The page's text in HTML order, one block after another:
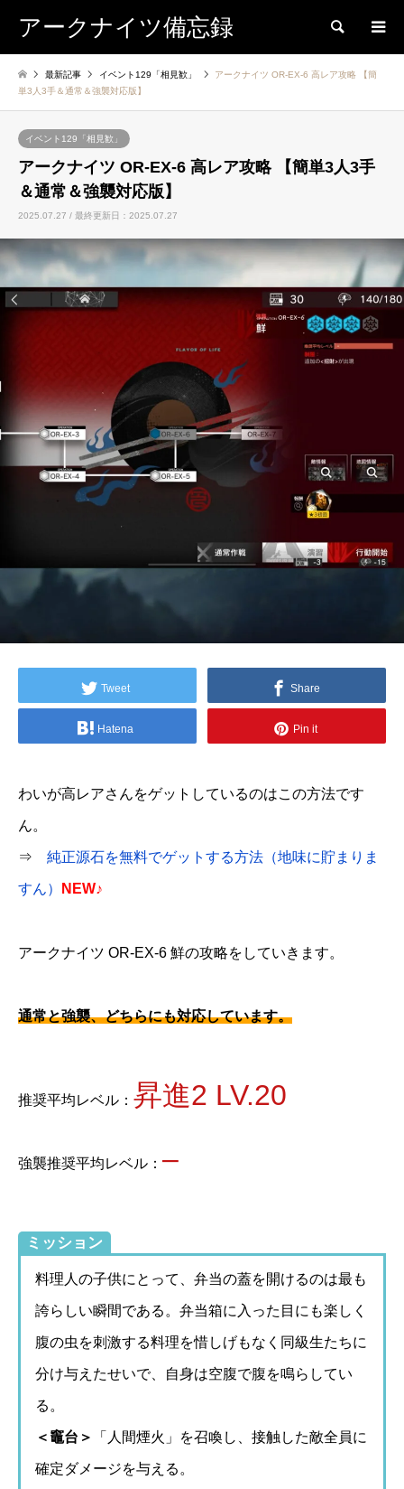
アークナイツ備忘録 検索
最新記事 イベント129「相見歓」
アークナイツ OR-EX-6 高レア攻略 【簡
単3人3手＆通常＆強襲対応版】
イベント129「相見歓」
アークナイツ OR-EX-6 高レア攻略 【簡単3人3手
＆通常＆強襲対応版】
2025.07.27 / 最終更新日：2025.07.27
Tweet Share
Hatena Pin it
わいが高レアさんをゲットしているのはこの方法です
ん。
⇒ 純正源石を無料でゲットする方法（地味に貯まりま
すん） NEW♪
アークナイツ OR-EX-6 鮮の攻略をしていきます。
通常と強襲、どちらにも対応しています。
推奨平均レベル： 昇進2 LV.20
強襲推奨平均レベル： –
ミッション
料理人の子供にとって、弁当の蓋を開けるのは最も
誇らしい瞬間である。弁当箱に入った目にも楽しく
腹の虫を刺激する料理を惜しげもなく同級生たちに
分け与えたせいで、自身は空腹で腹を鳴らしてい
る。
＜竈台＞ 「人間煙火」を召喚し、接触した敵全員に
確定ダメージを与える。